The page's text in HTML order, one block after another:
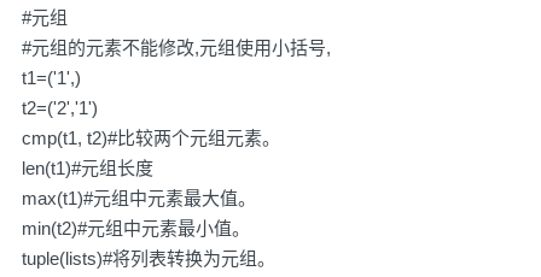
#元组
#元组的元素不能修改,元组使用小括号,
t1=('1',)
t2=('2','1')
cmp(t1, t2)#比较两个元组元素。
len(t1)#元组长度
max(t1)#元组中元素最大值。
min(t2)#元组中元素最小值。
tuple(lists)#将列表转换为元组。